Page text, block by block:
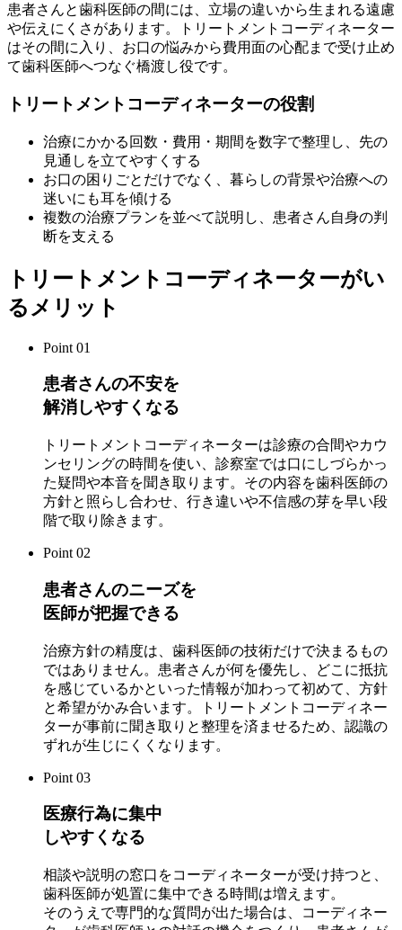
患者さんと歯科医師の間には、立場の違いから生まれる遠慮
や伝えにくさがあります。トリートメントコーディネーター
はその間に入り、お口の悩みから費用面の心配まで受け止め
て歯科医師へつなぐ橋渡し役です。
トリートメントコーディネーターの役割
治療にかかる回数・費用・期間を数字で整理し、先の
見通しを立てやすくする
お口の困りごとだけでなく、暮らしの背景や治療への
迷いにも耳を傾ける
複数の治療プランを並べて説明し、患者さん自身の判
断を支える
トリートメントコーディネーターがい
るメリット
Point 01
患者さんの不安を
解消しやすくなる
トリートメントコーディネーターは診療の合間やカウ
ンセリングの時間を使い、診察室では口にしづらかっ
た疑問や本音を聞き取ります。その内容を歯科医師の
方針と照らし合わせ、行き違いや不信感の芽を早い段
階で取り除きます。
Point 02
患者さんのニーズを
医師が把握できる
治療方針の精度は、歯科医師の技術だけで決まるもの
ではありません。患者さんが何を優先し、どこに抵抗
を感じているかといった情報が加わって初めて、方針
と希望がかみ合います。トリートメントコーディネー
ターが事前に聞き取りと整理を済ませるため、認識の
ずれが生じにくくなります。
Point 03
医療行為に集中
しやすくなる
相談や説明の窓口をコーディネーターが受け持つと、
歯科医師が処置に集中できる時間は増えます。
そのうえで専門的な質問が出た場合は、コーディネー